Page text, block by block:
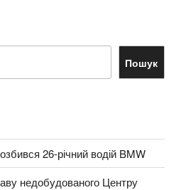
Пошук
26-річний водій BMW
недобудованого Центру